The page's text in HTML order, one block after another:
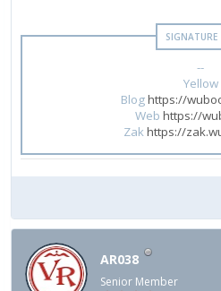
--
Yellow
Bloghttps://
Web https://
Zakhttps://
AR038
Senior Member